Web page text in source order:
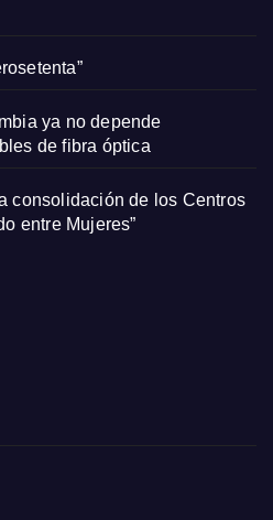
ya no depende
de fibra óptica
consolidación de los Centros
entre Mujeres”